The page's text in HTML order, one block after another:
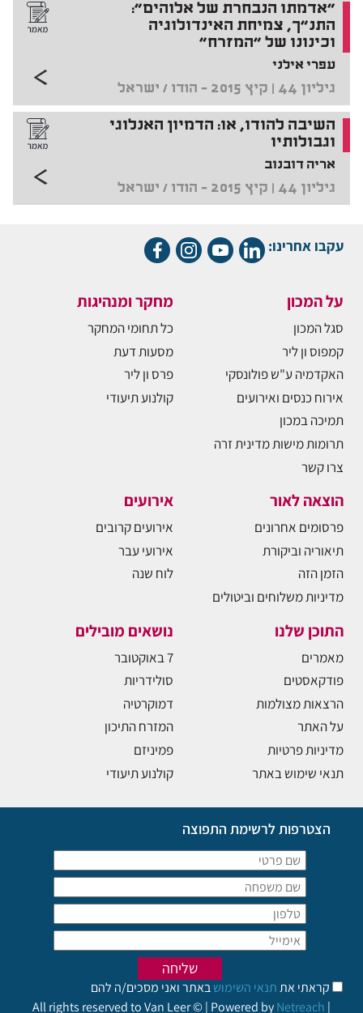
"אדמתו הנבחרת של אלוהים":
התנ"ך, צמיחת האינדולוגיה
וכינונו של "המזרח"
עפרי אילני
גיליון 44 | קיץ 2015 - הודו / ישראל
השיבה להודו, או: הדמיון האנלוגי
וגבולותיו
אריה דובנוב
גיליון 44 | קיץ 2015 - הודו / ישראל
עקבו אחרינו:
על המכון
סגל המכון
קמפוס ון ליר
האקדמיה ע"ש פולונסקי
אירוח כנסים ואירועים
תמיכה במכון
תרומות מישות מדינית זרה
צרו קשר
מחקר ומנהיגות
כל תחומי המחקר
מסעות דעת
פרס ון ליר
קולנוע תיעודי
הוצאה לאור
פרסומים אחרונים
תיאוריה וביקורת
הזמן הזה
מדיניות משלוחים וביטולים
אירועים
אירועים קרובים
אירועי עבר
לוח שנה
התוכן שלנו
מאמרים
פודקאסטים
הרצאות מצולמות
על האתר
מדיניות פרטיות
תנאי שימוש באתר
נושאים מובילים
7 באוקטובר
סולידריות
דמוקרטיה
המזרח התיכון
פמיניזם
קולנוע תיעודי
הצטרפות לרשימת התפוצה
קראתי אתתנאי השימושבאתר ואני מסכים/ה להם
All rights reserved to Van Leer © | Powered byNetreach |